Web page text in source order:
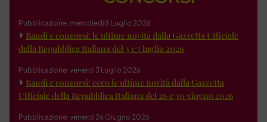
Pubblicazione: mercoledì 8 Luglio 2026
Bandi e concorsi: le ultime novità dalla Gazzetta Ufficiale
della Repubblica Italiana del 3 e 7 luglio 2026
Pubblicazione: venerdì 3 Luglio 2026
Bandi e concorsi: ecco le ultime novità dalla Gazzetta
Ufficiale della Repubblica Italiana del 26 e 30 giugno 2026
Pubblicazione: venerdì 26 Giugno 2026